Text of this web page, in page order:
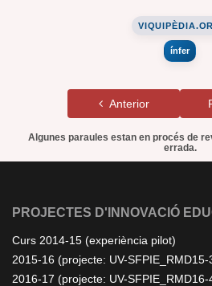
ínfer
Anterior
Algunes paraules estan en procés de
errada.
PROJECTES D'INNOVACIÓ
Curs 2014-15 (experiència pilot)
2015-16 (projecte: UV-SFPIE_RMD15-
2016-17 (projecte: UV-SFPIE_RMD16-